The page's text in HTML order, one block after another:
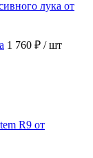
1 760 ₽ / шт